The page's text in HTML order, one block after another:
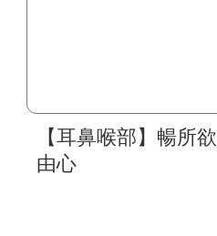
【耳鼻喉部】暢所
由心